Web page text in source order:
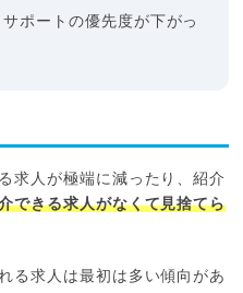
ポートの優先度が下がっ
求人が極端に減ったり、紹介
できる求人がなくて見捨てら
る求人は最初は多い傾向があ